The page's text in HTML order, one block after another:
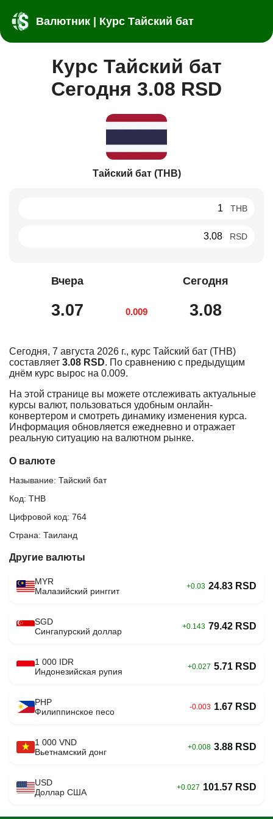
Валютник | Курс Тайский бат
Курс Тайский бат
Сегодня 3.08 RSD
Тайский бат (THB)
THB
RSD
Вчера
3.07 0.009
Сегодня
3.08
Сегодня, 7 августа 2026 г., курс Тайский бат (THB)
составляет 3.08 RSD. По сравнению с предыдущим
днём курс вырос на 0.009.
На этой странице вы можете отслеживать актуальные
курсы валют, пользоваться удобным онлайн-
конвертером и смотреть динамику изменения курса.
Информация обновляется ежедневно и отражает
реальную ситуацию на валютном рынке.
О валюте
Называние: Тайский бат
Код: THB
Цифровой код: 764
Страна: Таиланд
Другие валюты
MYR
Малазийский ринггит
+0.03 24.83 RSD
SGD
Сингапурский доллар
+0.143 79.42 RSD
1 000 IDR
Индонезийская рупия
+0.027 5.71 RSD
PHP
Филиппинское песо
-0.003 1.67 RSD
1 000 VND
Вьетнамский донг
+0.008 3.88 RSD
USD
Доллар США
+0.027 101.57 RSD